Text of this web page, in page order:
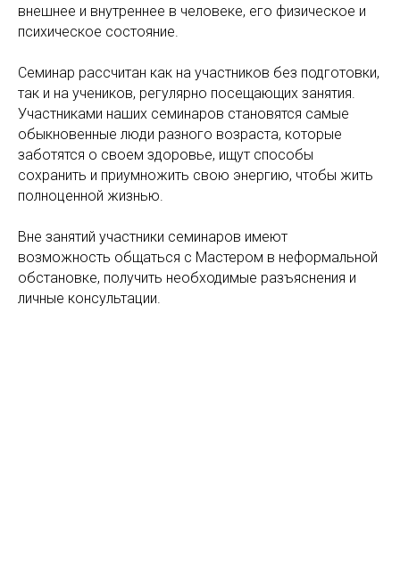
внешнее и внутреннее в человеке, его физическое и
психическое состояние.
Семинар рассчитан как на участников без подготовки,
так и на учеников, регулярно посещающих занятия.
Участниками наших семинаров становятся самые
обыкновенные люди разного возраста, которые
заботятся о своем здоровье, ищут способы
сохранить и приумножить свою энергию, чтобы жить
полноценной жизнью.
Вне занятий участники семинаров имеют
возможность общаться с Мастером в неформальной
обстановке, получить необходимые разъяснения и
личные консультации.